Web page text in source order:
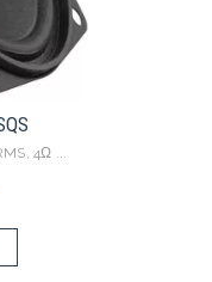
4Ω ...